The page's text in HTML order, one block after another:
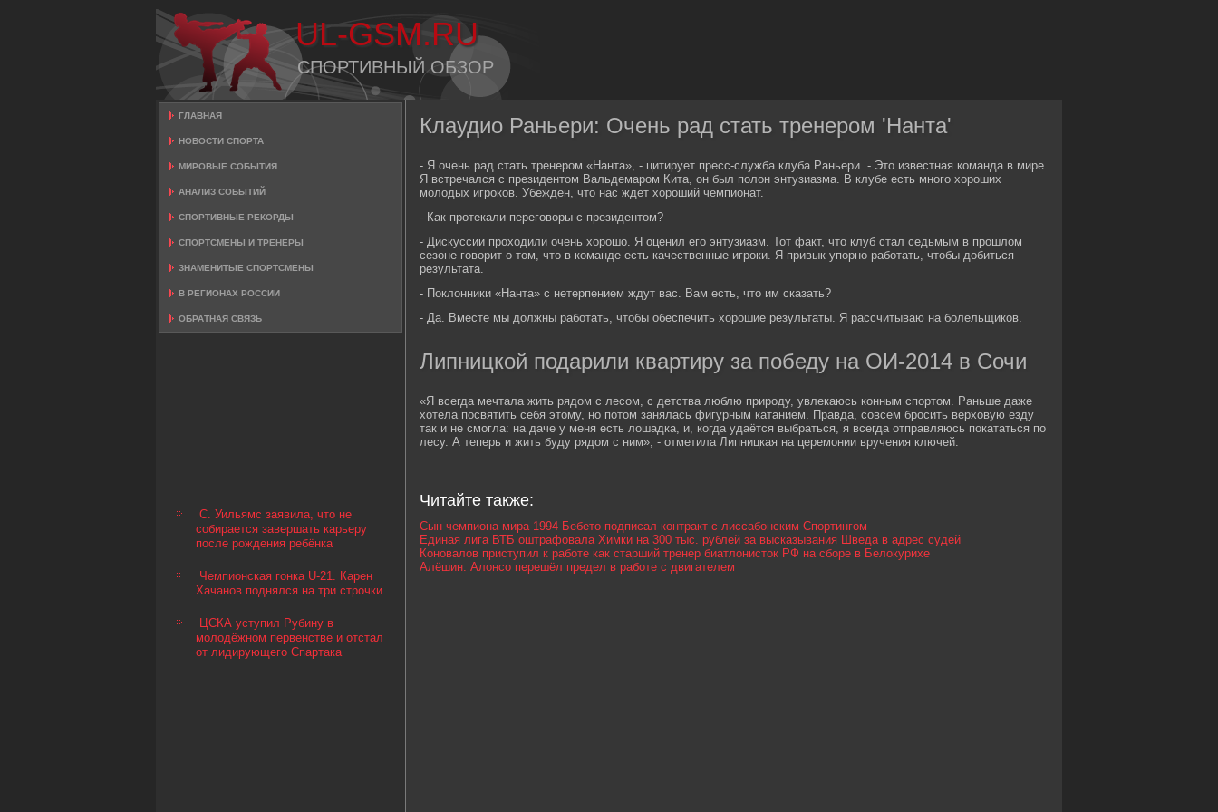
UL-GSM.RU
СПОРТИВНЫЙ ОБЗОР
ГЛАВНАЯ
НОВОСТИ СПОРТА
МИРОВЫЕ СОБЫТИЯ
АНАЛИЗ СОБЫТИЙ
СПОРТИВНЫЕ РЕКОРДЫ
СПОРТСМЕНЫ И ТРЕНЕРЫ
ЗНАМЕНИТЫЕ СПОРТСМЕНЫ
В РЕГИОНАХ РОССИИ
ОБРАТНАЯ СВЯЗЬ
С. Уильямс заявила, что не
собирается завершать карьеру
после рождения ребёнка
Чемпионская гонка U-21. Карен
Хачанов поднялся на три строчки
ЦСКА уступил Рубину в
молодёжном первенстве и отстал
от лидирующего Спартака
Клаудио Раньери: Очень рад стать тренером 'Нанта'
- Я очень рад стать тренером «Нанта», - цитирует пресс-служба клуба Раньери. - Это известная команда в мире.
Я встречался с президентом Вальдемаром Кита, он был полон энтузиазма. В клубе есть много хороших
молодых игроков. Убежден, что нас ждет хороший чемпионат.
- Как протекали переговоры с президентом?
- Дискуссии проходили очень хорошо. Я оценил его энтузиазм. Тот факт, что клуб стал седьмым в прошлом
сезоне говорит о том, что в команде есть качественные игроки. Я привык упорно работать, чтобы добиться
результата.
- Поклонники «Нанта» с нетерпением ждут вас. Вам есть, что им сказать?
- Да. Вместе мы должны работать, чтобы обеспечить хорошие результаты. Я рассчитываю на болельщиков.
Липницкой подарили квартиру за победу на ОИ-2014 в Сочи
«Я всегда мечтала жить рядом с лесом, с детства люблю природу, увлекаюсь конным спортом. Раньше даже
хотела посвятить себя этому, но потом занялась фигурным катанием. Правда, совсем бросить верховую езду
так и не смогла: на даче у меня есть лошадка, и, когда удаётся выбраться, я всегда отправляюсь покататься по
лесу. А теперь и жить буду рядом с ним», - отметила Липницкая на церемонии вручения ключей.
Читайте также:
Сын чемпиона мира-1994 Бебето подписал контракт с лиссабонским Спортингом
Единая лига ВТБ оштрафовала Химки на 300 тыс. рублей за высказывания Шведа в адрес судей
Коновалов приступил к работе как старший тренер биатлонисток РФ на сборе в Белокурихе
Алёшин: Алонсо перешёл предел в работе с двигателем